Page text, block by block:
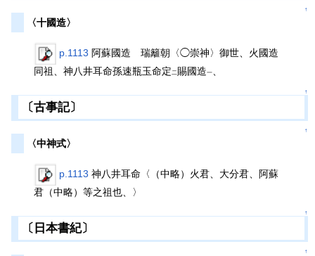
↑
〈十國造〉
p.1113 阿蘇國造 瑞籬朝〈◯崇神〉御世、火國造
同祖、神八井耳命孫速瓶玉命定二賜國造一、
↑
〔古事記〕
↑
〈中神式〉
p.1113 神八井耳命〈（中略）火君、大分君、阿蘇
君（中略）等之祖也、〉
↑
〔日本書紀〕
↑